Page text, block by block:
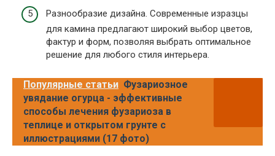
Разнообразие дизайна. Современные изразцы
для камина предлагают широкий выбор цветов,
фактур и форм, позволяя выбрать оптимальное
решение для любого стиля интерьера.
Популярные статьи Фузариозное
увядание огурца - эффективные
способы лечения фузариоза в
теплице и открытом грунте с
иллюстрациями (17 фото)